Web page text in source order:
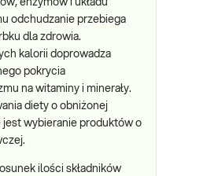
enzymów i układu
odchudzanie przebiega
dla zdrowia.
kalorii doprowadza
pokrycia
na witaminy i minerały.
diety o obniżonej
jest wybieranie produktów o
ilości składników